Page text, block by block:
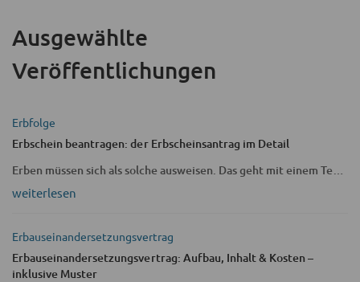
Ausgewählte
Veröffentlichungen
Erbfolge
Erbschein beantragen: der Erbscheinsantrag im Detail
weiterlesen
Erbauseinandersetzungsvertrag
Erbauseinander­setzungsvertrag: Aufbau, Inhalt & Kosten –
inklusive Muster